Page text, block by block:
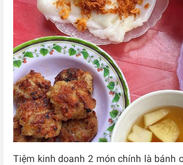
Tiệm kinh doanh 2 món chính là bánh